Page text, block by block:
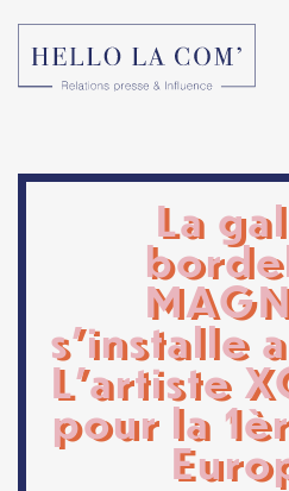
La
s’installe
L’artiste
pour la